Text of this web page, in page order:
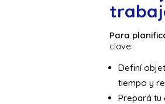
Para
clave:
Definí
tiempo y
Prepará tu